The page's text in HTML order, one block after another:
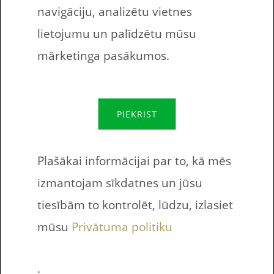
Esat jau izpildījuši
printējamos
uzdevumus bērniem
– laiks izklaidei. Patīk
lego? Patīk Betmens?
navigāciju, analizētu vietnes
lietojumu un palīdzētu mūsu
mārketinga pasākumos.
PIEKRIST
Plašākai informācijai par to, kā mēs
izmantojam sīkdatnes un jūsu
tiesībām to kontrolēt, lūdzu, izlasiet
mūsu Privātuma politiku
.